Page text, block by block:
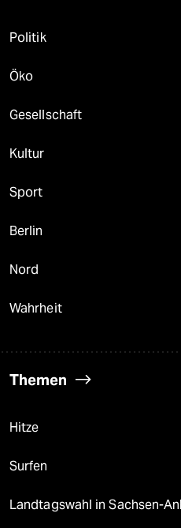
Politik
Öko
Gesellschaft
Kultur
Sport
Berlin
Nord
Wahrheit
Themen
Hitze
Surfen
Landtagswahl in Sachsen-